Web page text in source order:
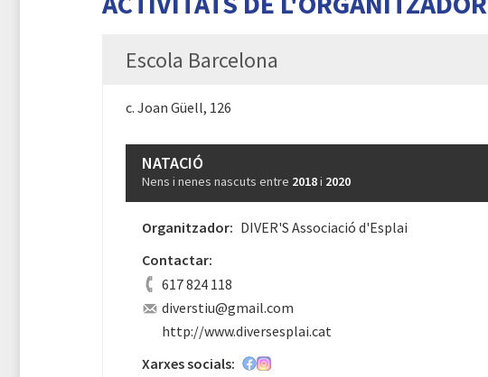
Escola Barcelona
c. Joan Güell, 126
NATACIÓ
Nens i nenes nascuts entre 2018i 2020
Organitzador: DIVER'S Associació d'Esplai
Contactar:
617 824 118
diverstiu@gmail.com
http://www.diversesplai.cat
Xarxes socials: